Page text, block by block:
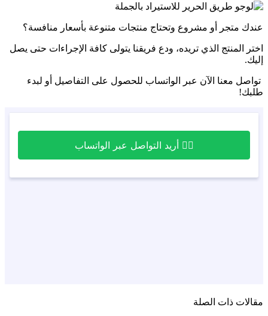
عندك متجر أو مشروع وتحتاج منتجات متنوعة بأسعار منافسة؟
اختر المنتج الذي تريده، ودع فريقنا يتولى كافة الإجراءات حتى يصل
إليك.
تواصل معنا الآن عبر الواتساب للحصول على التفاصيل أو لبدء
طلبك!
مقالات ذات الصلة